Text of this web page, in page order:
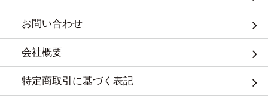
お問い合わせ
会社概要
特定商取引に基づく表記